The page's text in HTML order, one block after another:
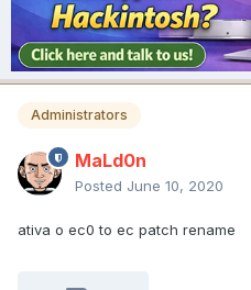
Administrators
MaLd0n
Posted June 10, 2020
ativa o ec0 to ec patch rename